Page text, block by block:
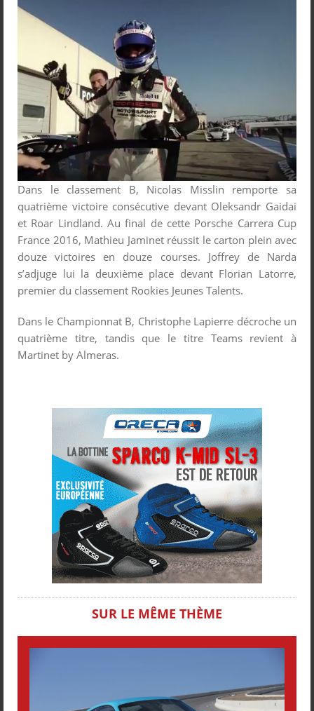
Dans le classement B, Nicolas Misslin remporte sa
quatrième victoire consécutive devant Oleksandr Gaidai
et Roar Lindland. Au final de cette Porsche Carrera Cup
France 2016, Mathieu Jaminet réussit le carton plein avec
douze victoires en douze courses. Joffrey de Narda
s’adjuge lui la deuxième place devant Florian Latorre,
premier du classement Rookies Jeunes Talents.
Dans le Championnat B, Christophe Lapierre décroche un
quatrième titre, tandis que le titre Teams revient à
Martinet by Almeras.
SUR LE MÊME THÈME